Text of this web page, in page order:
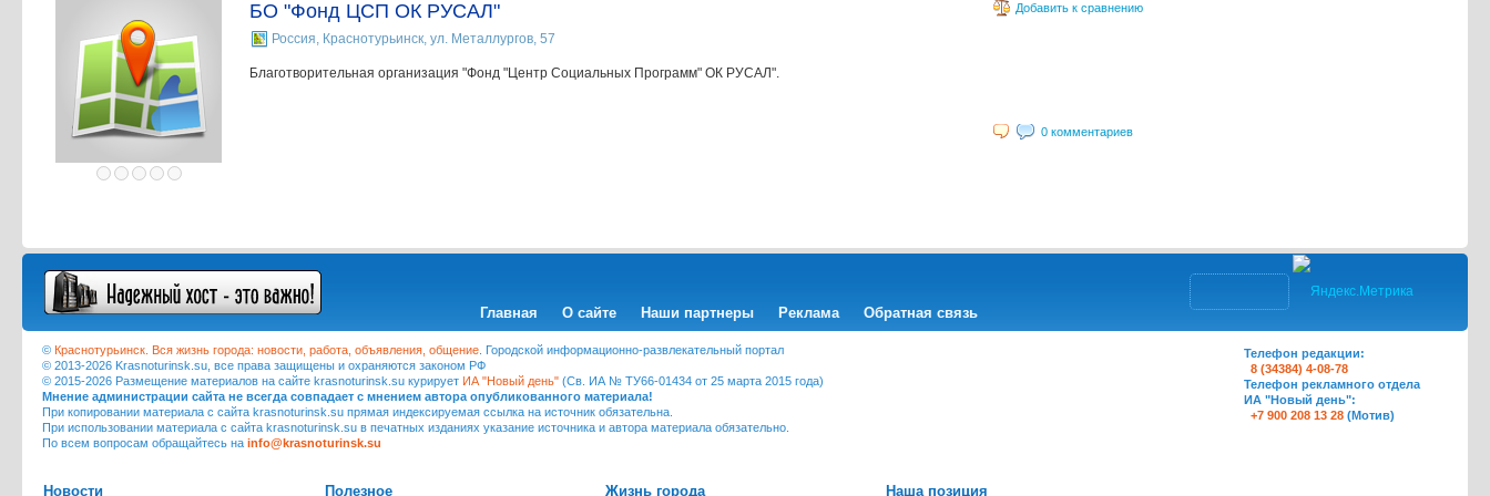
БО "Фонд ЦСП ОК РУСАЛ" Добавить к сравнению
Россия, Краснотурьинск, ул. Металлургов, 57
Благотворительная организация "Фонд "Центр Социальных Программ" ОК РУСАЛ".
0 комментариев
Главная О сайте Наши партнеры Реклама Обратная связь
© Краснотурьинск. Вся жизнь города: новости, работа, объявления, общение . Городской информационно-развлекательный портал
© 2013-2026 Krasnoturinsk.su, все права защищены и охраняются законом РФ
© 2015-2026 Размещение материалов на сайте krasnoturinsk.su курирует ИА "Новый день" (Св. ИА № ТУ66-01434 от 25 марта 2015 года)
Мнение администрации сайта не всегда совпадает с мнением автора опубликованного материала!
При копировании материала с сайта krasnoturinsk.su прямая индексируемая ссылка на источник обязательна.
При использовании материала с сайта krasnoturinsk.su в печатных изданиях указание источника и автора материала обязательно.
По всем вопросам обращайтесь на info@krasnoturinsk.su
Телефон редакции:
8 (34384) 4-08-78
Телефон рекламного отдела
ИА "Новый день":
+7 900 208 13 28 (Мотив)
Новости Полезное Жизнь города Наша позиция